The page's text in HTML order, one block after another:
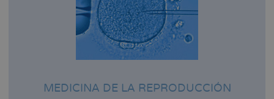
MEDICINA DE LA REPRODUCCIÓN